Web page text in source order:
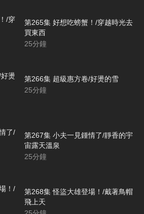
第265集 好想吃螃蟹！/穿越時光去
買東西
25分鐘
第266集 超級惠方卷/好燙的雪
25分鐘
第267集 小夫一見鍾情了/靜香的宇
宙露天溫泉
25分鐘
第268集 怪盜大雄登場！/戴著鳥帽
飛上天